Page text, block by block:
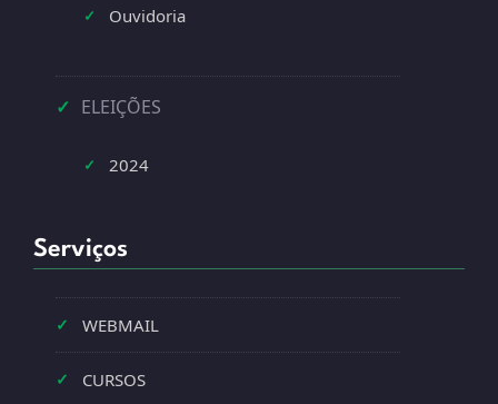
✓ Ouvidoria
✓ ELEIÇÕES
✓ 2024
Serviços
✓ WEBMAIL
✓ CURSOS